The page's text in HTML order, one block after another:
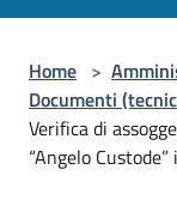
Home >
Documenti
Verifica di
“Angelo